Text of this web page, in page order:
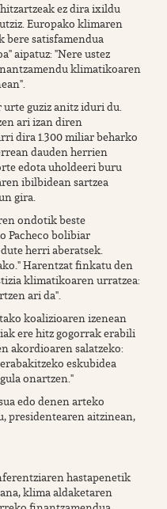
ez dira ixildu
Europako klimaren
bere satisfamendua
aipatuz: "Nere ustez
klimatikoaren
guziz anitz iduri du.
ari izan diren
dira 1.300 miliar beharko
dauden herrien
edota uholdeeri buru
ibilbidean sartzea
gira.
ondotik beste
Pacheco bolibiar
herri aberatsek.
Harentzat finkatu den
klimatikoaren urratzea:
ari da".
koalizioaren izenean
ere hitz gogorrak erabili
akordioaren salatzeko:
eskubidea
onartzen."
edo denen arteko
presidentearen aitzinean,
hastapenetik
klima aldaketaren